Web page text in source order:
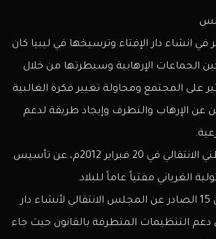
انشاء دار الإفتاء وترسيخها في ليبيا كان
الإرهابية وسيطرتها من خلال
على المجتمع ومحاولة تغيير فكرة الغالبية
عن الإرهاب والتطرف وإيجاد طريقة لدعم
أعلن المجلس الوطني الانتقالي في 20 فبراير 2012م، عن تأسيس
الغرياني مفتياً عاماً للبلاد.
وجاءت مواد القانون 15 الصادر عن المجلس الانتقالي لأنشاء دار
دعم التنظيمات المتطرفة بالقانون حيث جاء